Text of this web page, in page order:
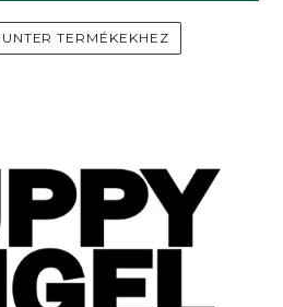
TERMÉKEKHEZ